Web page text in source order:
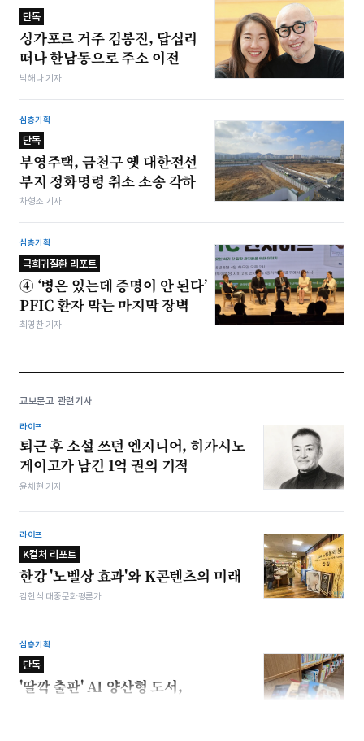
단독
싱가포르 거주 김봉진, 답십리
떠나 한남동으로 주소 이전
박해나 기자
심층기획
단독
부영주택, 금천구 옛 대한전선
부지 정화명령 취소 소송 각하
차형조 기자
심층기획
극희귀질환 리포트
④ ‘병은 있는데 증명이 안 된다’
PFIC 환자 막는 마지막 장벽
최영찬 기자
교보문고 관련기사
라이프
퇴근 후 소설 쓰던 엔지니어, 히가시노
게이고가 남긴 1억 권의 기적
윤채현 기자
라이프
K컬처 리포트
한강 '노벨상 효과'와 K콘텐츠의 미래
김헌식 대중문화평론가
심층기획
단독
'딸깍 출판' AI 양산형 도서,